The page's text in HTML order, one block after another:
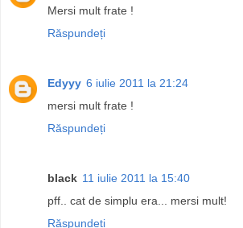
Mersi mult frate !
Răspundeți
Edyyy 6 iulie 2011 la 21:24
mersi mult frate !
Răspundeți
black 11 iulie 2011 la 15:40
pff.. cat de simplu era... mersi mult!
Răspundeți